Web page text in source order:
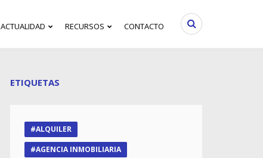
ACTUALIDAD RECURSOS CONTACTO
ETIQUETAS
ALQUILER
AGENCIA INMOBILIARIA